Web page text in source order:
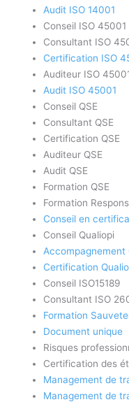
Audit ISO 14001
Conseil ISO 45001
Consultant ISO
Certification ISO
Auditeur ISO
Audit ISO 45001
Conseil QSE
Consultant QSE
Certification QSE
Auditeur QSE
Audit QSE
Formation QSE
Formation
Conseil en
Conseil Qualiopi
Accompagnement
Certification
Conseil ISO15189
Consultant ISO
Formation
Document unique
Risques
Certification des
Management de
Management de